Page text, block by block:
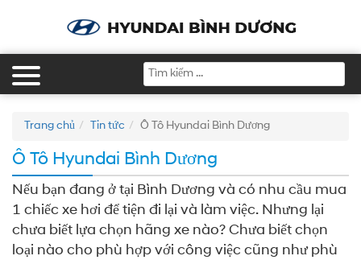
Trang chủ Tin tức Ô Tô Hyundai Bình Dương
Ô Tô Hyundai Bình Dương
Nếu bạn đang ở tại Bình Dương và có nhu cầu mua
1 chiếc xe hơi để tiện đi lại và làm việc. Nhưng lại
chưa biết lựa chọn hãng xe nào? Chưa biết chọn
loại nào cho phù hợp với công việc cũng như phù